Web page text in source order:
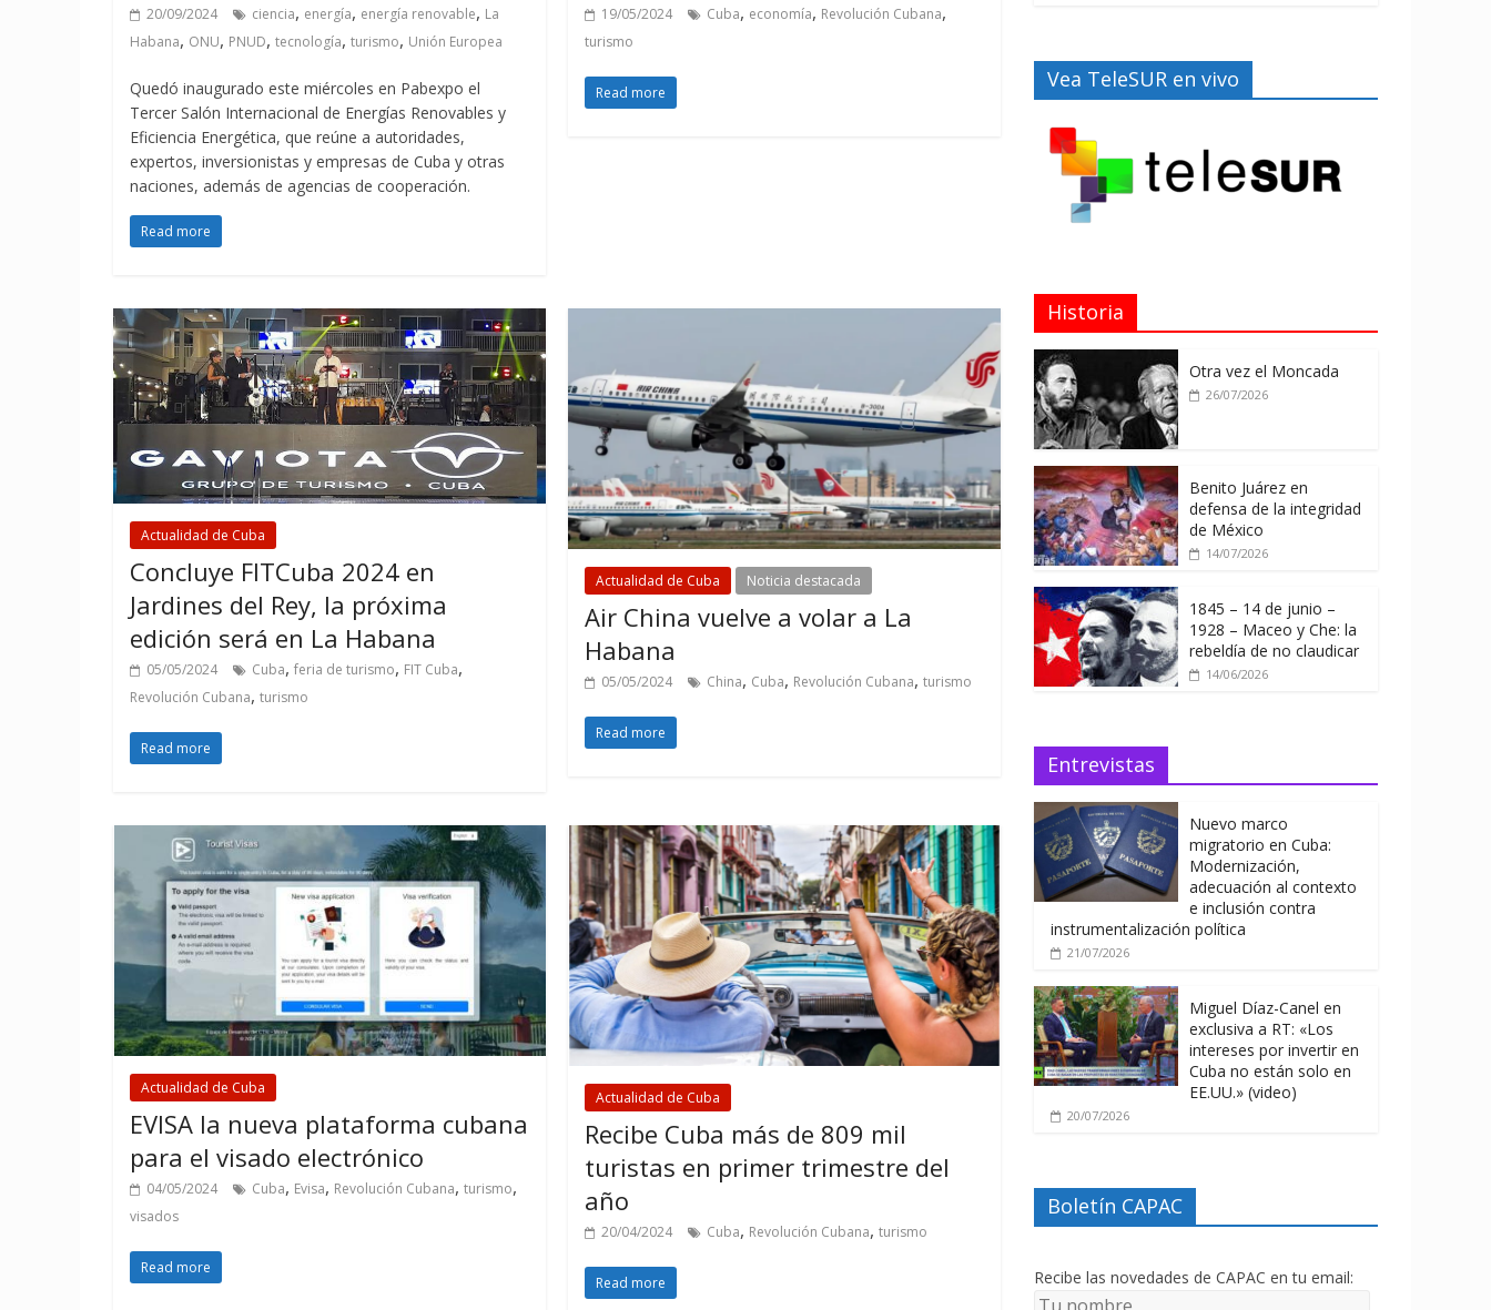
20/09/2024 ciencia, energía, energía renovable, La
Habana, ONU, PNUD, tecnología, turismo, Unión Europea
Quedó inaugurado este miércoles en Pabexpo el
Tercer Salón Internacional de Energías Renovables y
Eficiencia Energética, que reúne a autoridades,
expertos, inversionistas y empresas de Cuba y otras
naciones, además de agencias de cooperación.
Read more
19/05/2024 Cuba, economía, Revolución Cubana,
turismo
Read more
Actualidad de Cuba
Concluye FITCuba 2024 en
Jardines del Rey, la próxima
edición será en La Habana
05/05/2024 Cuba, feria de turismo, FIT Cuba,
Revolución Cubana, turismo
Read more
Actualidad de Cuba Noticia destacada
Air China vuelve a volar a La
Habana
05/05/2024 China, Cuba, Revolución Cubana,turismo
Read more
Actualidad de Cuba
EVISA la nueva plataforma cubana
para el visado electrónico
04/05/2024 Cuba, Evisa, Revolución Cubana, turismo,
visados
Read more
Actualidad de Cuba
Recibe Cuba más de 809 mil
turistas en primer trimestre del
año
20/04/2024 Cuba, Revolución Cubana,turismo
Read more
Vea TeleSUR en vivo
Historia
Otra vez el Moncada
26/07/2026
Benito Juárez en
defensa de la integridad
de México
14/07/2026
1845 – 14 de junio –
1928 – Maceo y Che: la
rebeldía de no claudicar
14/06/2026
Entrevistas
Nuevo marco
migratorio en Cuba:
Modernización,
adecuación al contexto
e inclusión contra
instrumentalización política
21/07/2026
Miguel Díaz-Canel en
exclusiva a RT: «Los
intereses por invertir en
Cuba no están solo en
EE.UU.» (video)
20/07/2026
Boletín CAPAC
Recibe las novedades de CAPAC en tu email: